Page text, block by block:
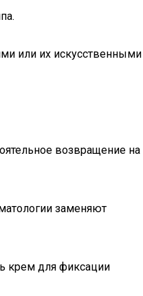
или их искусственными
возвращение на
заменяют
крем для фиксации